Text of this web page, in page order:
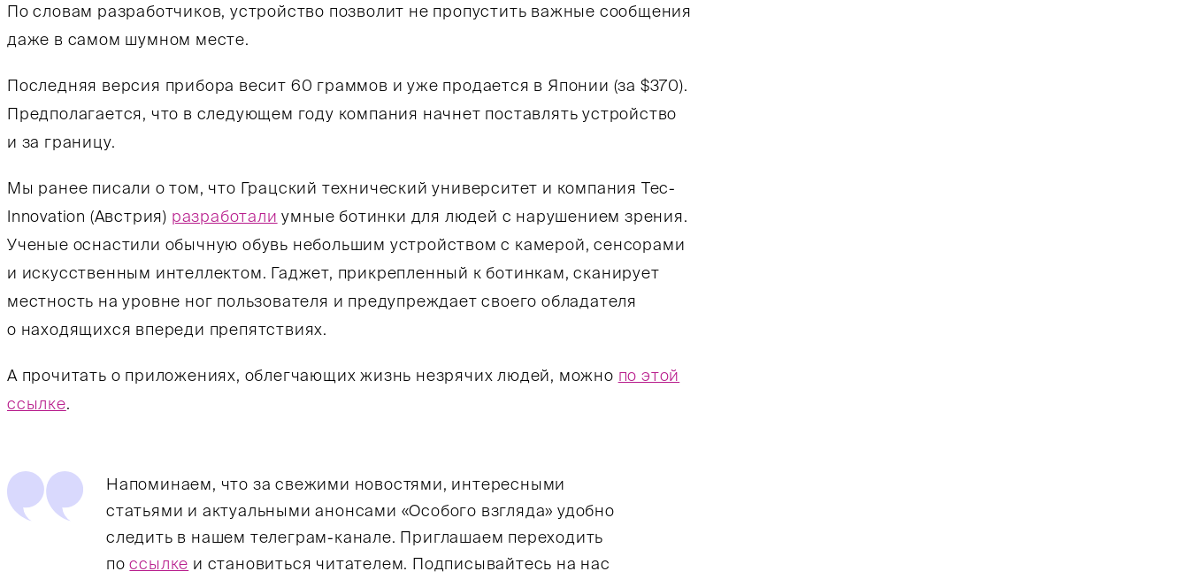
По словам разработчиков, устройство позволит не пропустить важные сообщения
даже в самом шумном месте.
Последняя версия прибора весит 60 граммов и уже продается в Японии (за $370).
Предполагается, что в следующем году компания начнет поставлять устройство
и за границу.
Мы ранее писали о том, что Грацский технический университет и компания Tec-
Innovation (Австрия) разработали умные ботинки для людей с нарушением зрения.
Ученые оснастили обычную обувь небольшим устройством с камерой, сенсорами
и искусственным интеллектом. Гаджет, прикрепленный к ботинкам, сканирует
местность на уровне ног пользователя и предупреждает своего обладателя
о находящихся впереди препятствиях.
А прочитать о приложениях, облегчающих жизнь незрячих людей, можно по этой
ссылке.
Напоминаем, что за свежими новостями, интересными
статьями и актуальными анонсами «Особого взгляда» удобно
следить в нашем телеграм-канале. Приглашаем переходить
поссылке и становиться читателем. Подписывайтесь на нас